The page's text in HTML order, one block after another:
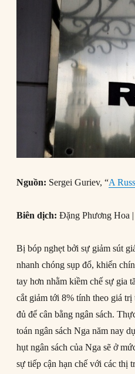
Nguồn: Sergei Guriev, “A
Biên dịch: Đặng Phương Hoa
Bị bóp nghẹt bởi sự giảm sút
nhanh chóng sụp đổ, khiến
tay hơn nhằm kiềm chế sự gia
cắt giảm tới 8% tính theo giá
đủ để cân bằng ngân sách.
toán ngân sách Nga năm nay
hụt ngân sách của Nga sẽ ở
sự tiếp cận hạn chế với các thị